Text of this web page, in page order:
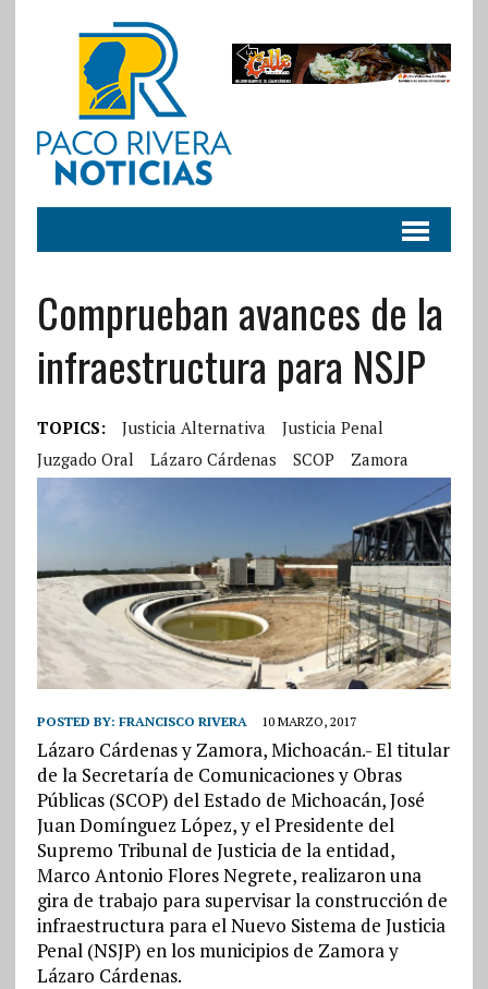
Comprueban avances de la
infraestructura para NSJP
TOPICS: Justicia Alternativa
Justicia Penal
Juzgado Oral
Lázaro Cárdenas SCOP Zamora
POSTED BY: FRANCISCO RIVERA 10 MARZO, 2017
Lázaro Cárdenas y Zamora, Michoacán.- El titular
de la Secretaría de Comunicaciones y Obras
Públicas (SCOP) del Estado de Michoacán, José
Juan Domínguez López, y el Presidente del
Supremo Tribunal de Justicia de la entidad,
Marco Antonio Flores Negrete, realizaron una
gira de trabajo para supervisar la construcción de
infraestructura para el Nuevo Sistema de Justicia
Penal (NSJP) en los municipios de Zamora y
Lázaro Cárdenas.